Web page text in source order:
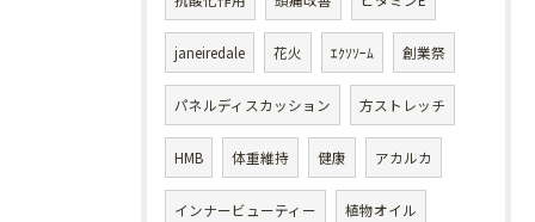
janeiredale 花火 ｴｸｿｿｰﾑ 創業祭
パネルディスカッション 方ストレッチ
HMB 体重維持 健康 アカルカ
インナービューティー 植物オイル